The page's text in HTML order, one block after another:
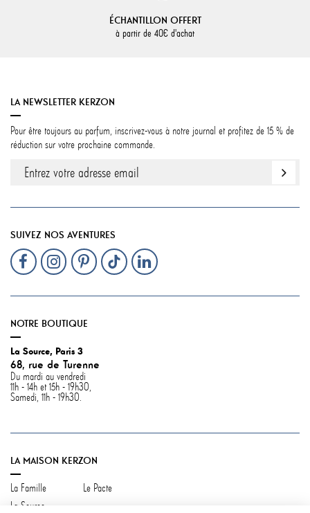
ÉCHANTILLON OFFERT
à partir de 40€ d'achat
LA NEWSLETTER KERZON
Pour être toujours au parfum, inscrivez-vous à notre journal et profitez de 15 % de
réduction sur votre prochaine commande.
SUIVEZ NOS AVENTURES
NOTRE BOUTIQUE
La Source, Paris 3
68, rue de Turenne
Du mardi au vendredi
11h - 14h et 15h - 19h30,
Samedi, 11h - 19h30.
LA MAISON KERZON
La Famille
Le Pacte
La Source